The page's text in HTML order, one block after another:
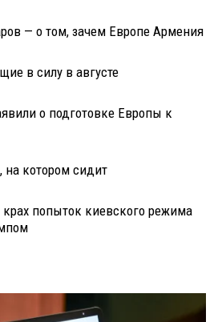
— о том, зачем Европе Армения
в силу в августе
о подготовке Европы к
на котором сидит
крах попыток киевского режима